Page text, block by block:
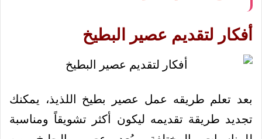
أفكار لتقديم عصير البطيخ
بعد تعلم طريقه عمل عصير بطيخ اللذيذ، يمكنك
تجديد طريقة تقديمه ليكون أكثر تشويقاً ومناسبة